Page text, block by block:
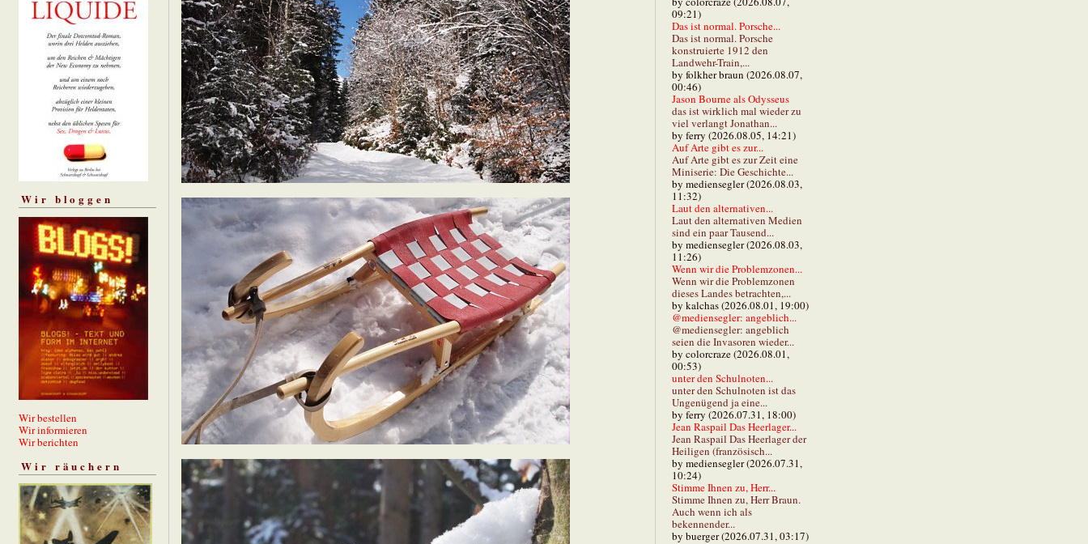
Wir bloggen
Wir bestellen
Wir informieren
Wir berichten
Wir räuchern
09:21)
Das ist normal. Porsche...
Das ist normal. Porsche
konstruierte 1912 den
Landwehr-Train,...
by folkher braun (2026.08.07,
00:46)
Jason Bourne als Odysseus
das ist wirklich mal wieder zu
viel verlangt Jonathan...
by ferry (2026.08.05, 14:21)
Auf Arte gibt es zur...
Auf Arte gibt es zur Zeit eine
Miniserie: Die Geschichte...
by mediensegler (2026.08.03,
11:32)
Laut den alternativen...
Laut den alternativen Medien
sind ein paar Tausend...
by mediensegler (2026.08.03,
11:26)
Wenn wir die Problemzonen...
Wenn wir die Problemzonen
dieses Landes betrachten,...
by kalchas (2026.08.01, 19:00)
@mediensegler: angeblich...
@mediensegler: angeblich
seien die Invasoren wieder...
by colorcraze (2026.08.01,
00:53)
unter den Schulnoten...
unter den Schulnoten ist das
Ungenügend ja eine...
by ferry (2026.07.31, 18:00)
Jean Raspail Das Heerlager...
Jean Raspail Das Heerlager der
Heiligen (französisch...
by mediensegler (2026.07.31,
10:24)
Stimme Ihnen zu, Herr...
Stimme Ihnen zu, Herr Braun.
Auch wenn ich als
bekennender...
by buerger (2026.07.31, 03:17)